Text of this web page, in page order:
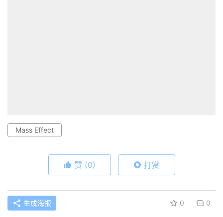
Mass Effect
赞 (0) 打赏
生成海报 0 0